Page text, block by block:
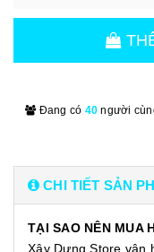
Đang có 40 người
CHI TIẾT SẢN
TẠI SAO NÊN MUA
Xây Dựng Store